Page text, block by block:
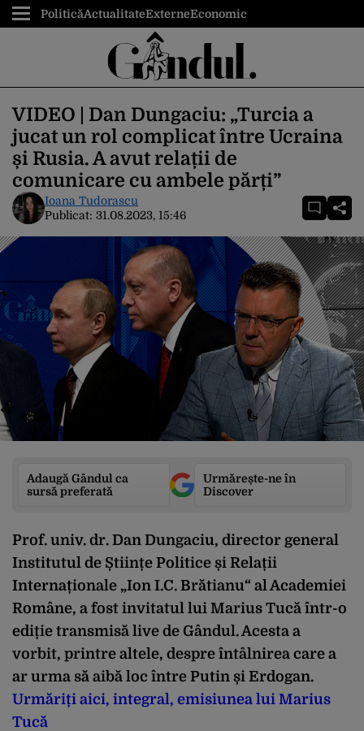
PoliticăActualitateExterneEconomic
VIDEO | Dan Dungaciu: „Turcia a
jucat un rol complicat între Ucraina
și Rusia. A avut relații de
comunicare cu ambele părți”
Ioana Tudorascu
Publicat: 31.08.2023, 15:46
Adaugă Gândul ca
sursă preferată
Urmărește-ne în
Discover
Prof. univ. dr. Dan Dungaciu, director general
Institutul de Științe Politice și Relații
Internaționale „Ion I.C. Brătianu“ al Academiei
Române, a fost invitatul lui Marius Tucă într-o
ediție transmisă live de Gândul. Acesta a
vorbit, printre altele, despre întâlnirea care a
ar urma să aibă loc între Putin și Erdogan.
Urmăriți aici, integral, emisiunea lui Marius
Tucă